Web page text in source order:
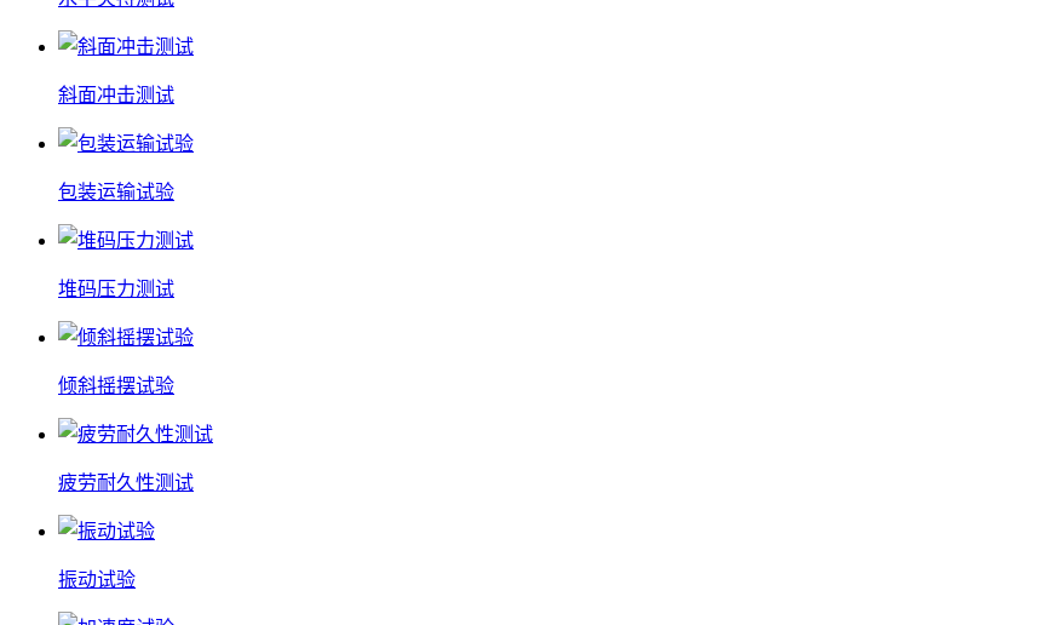
斜面冲击测试
包装运输试验
堆码压力测试
倾斜摇摆试验
疲劳耐久性测试
振动试验